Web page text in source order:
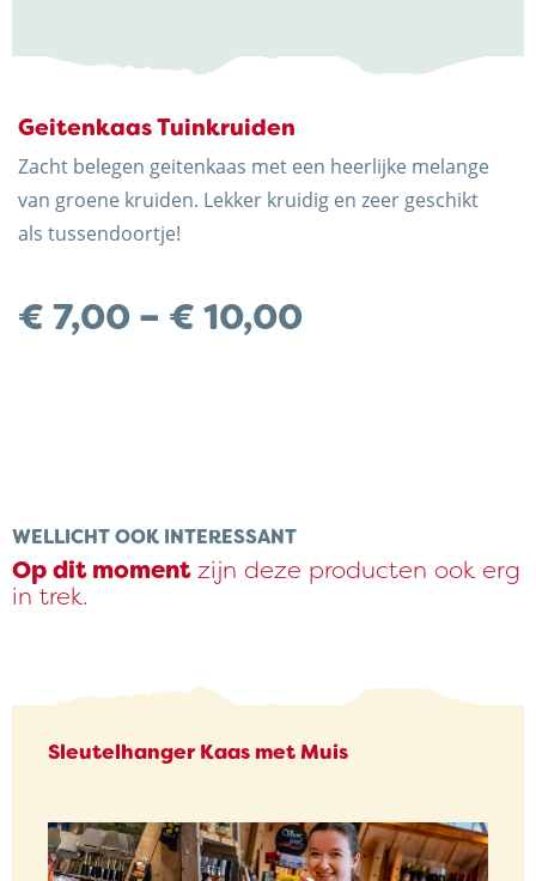
Trots op de Achterhoek! | © Kaasboerderij Weenink
2026
Geitenkaas Tuinkruiden
Zacht belegen geitenkaas met een heerlijke melange
van groene kruiden. Lekker kruidig en zeer geschikt
als tussendoortje!
€ 7,00 – € 10,00Preisspanne:
WELLICHT OOK INTERESSANT
Op dit momentzijn deze producten ook erg
in trek.
Sleutelhanger Kaas met Muis